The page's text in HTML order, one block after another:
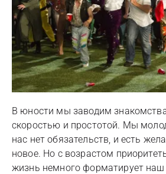
В юности мы заводим
скоростью и простотой. Мы
нас нет обязательств, и есть
новое. Но с возрастом
жизнь немного форматирует